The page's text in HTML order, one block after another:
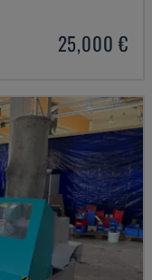
25,000 €